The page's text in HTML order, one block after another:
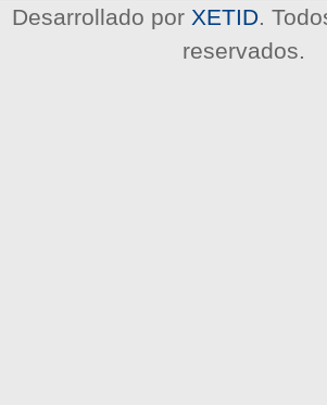
E
Desarrollado por XETID .
reservados.